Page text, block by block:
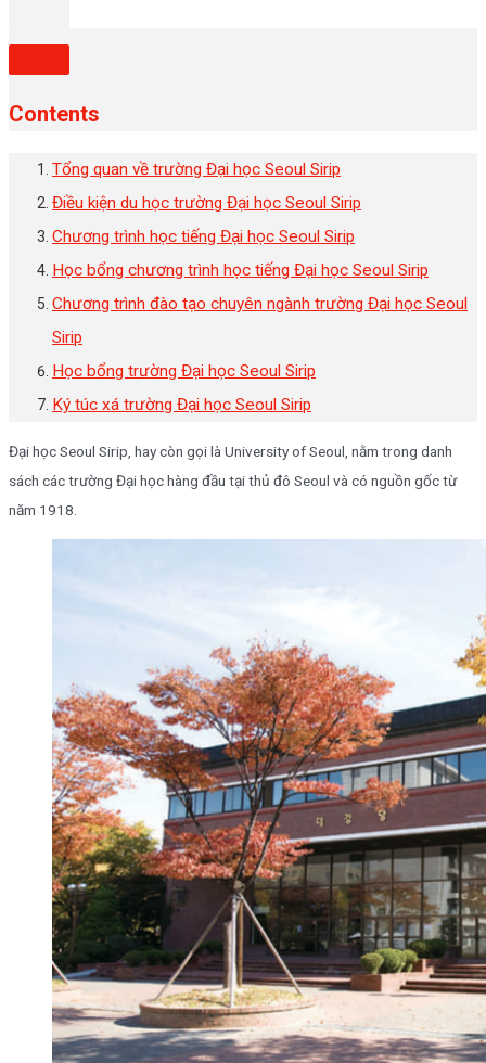
Contents
Tổng quan về trường Đại học Seoul Sirip
Điều kiện du học trường Đại học Seoul Sirip
Chương trình học tiếng Đại học Seoul Sirip
Học bổng chương trình học tiếng Đại học Seoul Sirip
Chương trình đào tạo chuyên ngành trường Đại học Seoul
Sirip
Học bổng trường Đại học Seoul Sirip
Ký túc xá trường Đại học Seoul Sirip
Đại học Seoul Sirip, hay còn gọi là University of Seoul, nằm trong danh
sách các trường Đại học hàng đầu tại thủ đô Seoul và có nguồn gốc từ
năm 1918.